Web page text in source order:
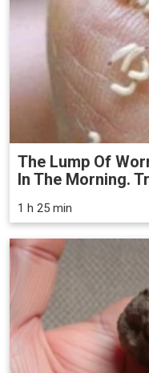
The Lump Of
In The Morning.
1 h 25 min